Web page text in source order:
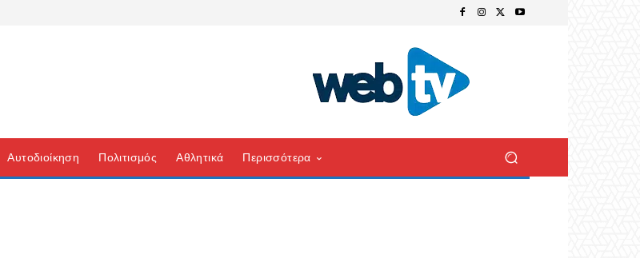
Αυτοδιοίκηση Πολιτισμός Αθλητικά Περισσότερα